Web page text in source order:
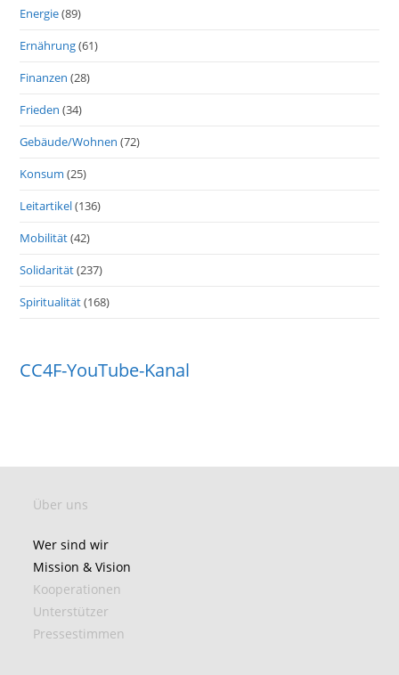
Energie(89)
Ernährung(61)
Finanzen (28)
Frieden (34)
Gebäude/Wohnen (72)
Konsum (25)
Leitartikel(136)
Mobilität(42)
Solidarität(237)
Spiritualität(168)
CC4F-YouTube-Kanal
Über uns
Wer sind wir
Mission & Vision
Kooperationen
Unterstützer
Pressestimmen